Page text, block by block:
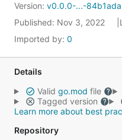
Version: v0.0.0-...-84b1ada
Published: Nov 3, 2022
Imported by: 0
Details
Valid go.mod file
Tagged version
Learn more about best
Repository